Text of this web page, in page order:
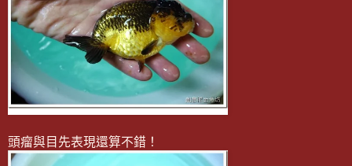
頭瘤與目先表現還算不錯！